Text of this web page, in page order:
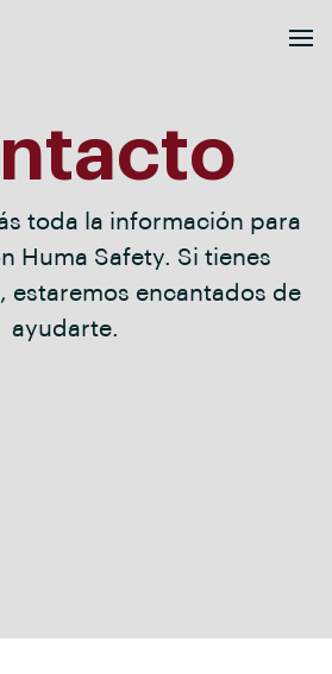
toda la información para
Huma Safety. Si tienes
estaremos encantados de
ayudarte.